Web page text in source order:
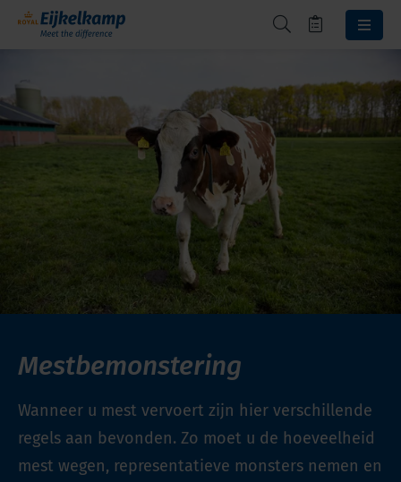
Mestbemonstering
Wanneer u mest vervoert zijn hier verschillende
regels aan bevonden. Zo moet u de hoeveelheid
mest wegen, representatieve monsters nemen en